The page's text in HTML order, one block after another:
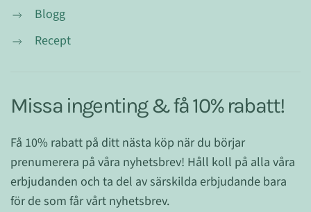
Blogg
Recept
Missa ingenting & få 10% rabatt!
Få 10% rabatt på ditt nästa köp när du börjar
prenumerera på våra nyhetsbrev! Håll koll på alla våra
erbjudanden och ta del av särskilda erbjudande bara
för de som får vårt nyhetsbrev.